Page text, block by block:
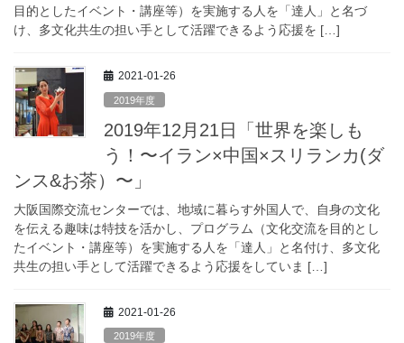
目的としたイベント・講座等）を実施する人を「達人」と名づ
け、多文化共生の担い手として活躍できるよう応援を […]
2021-01-26
2019年度
2019年12月21日「世界を楽しも
う！〜イラン×中国×スリランカ(ダ
ンス&お茶）〜」
大阪国際交流センターでは、地域に暮らす外国人で、自身の文化
を伝える趣味は特技を活かし、プログラム（文化交流を目的とし
たイベント・講座等）を実施する人を「達人」と名付け、多文化
共生の担い手として活躍できるよう応援をしていま […]
2021-01-26
2019年度